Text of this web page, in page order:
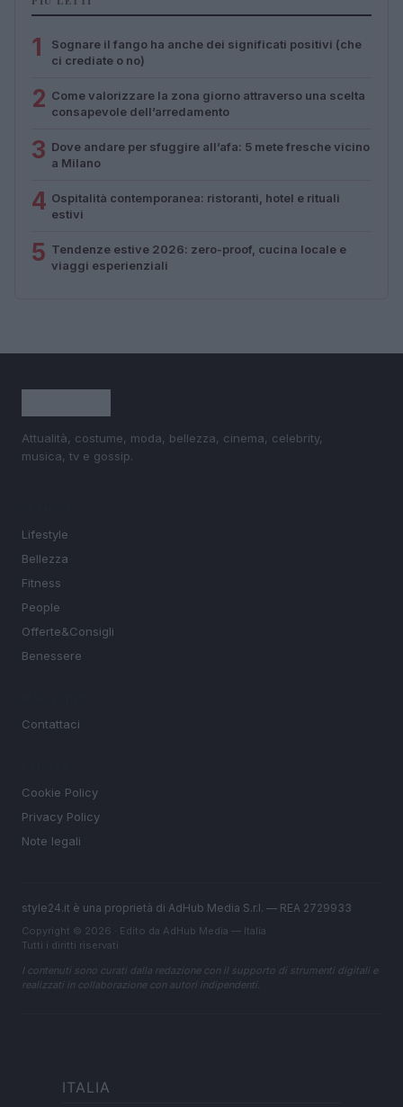
1
Sognare il fango ha anche dei significati positivi (che
ci crediate o no)
2 Come valorizzare la zona giorno attraverso una scelta
consapevole dell’arredamento
3 Dove andare per sfuggire all’afa: 5 mete fresche vicino
a Milano
4 Ospitalità contemporanea: ristoranti, hotel e rituali
estivi
5 Tendenze estive 2026: zero-proof, cucina locale e
viaggi esperienziali
Attualità, costume, moda, bellezza, cinema, celebrity,
musica, tv e gossip.
Lifestyle
Bellezza
Fitness
People
Offerte&Consigli
Benessere
Contattaci
Cookie Policy
Privacy Policy
Note legali
style24.it è una proprietà di AdHub Media S.r.l. — REA 2729933
Copyright © 2026 · Edito da AdHub Media — Italia
Tutti i diritti riservati
I contenuti sono curati dalla redazione con il supporto di strumenti digitali e
realizzati in collaborazione con autori indipendenti.
ITALIA